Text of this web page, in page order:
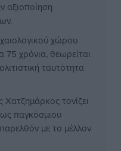
αξιοποίηση
χώρου
75 χρόνια, θεωρείται
ταυτότητα
τονίζει
παγκόσμιου
με το μέλλον